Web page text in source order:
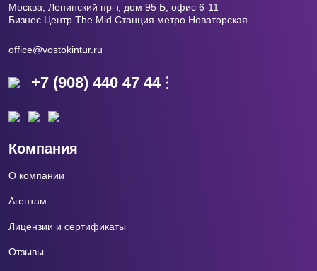
Компания
О компании
Агентам
Лицензии и сертификаты
Отзывы
Москва, Ленинский пр-т, дом 95 Б, офис 6-11
Бизнес Центр The Mid Станция метро Новаторская
office@vostokintur.ru
+7 (908) 440 47 44